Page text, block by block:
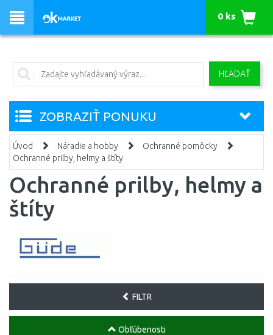
HĽADAŤ
0 ks
ZOBRAZIŤ PONUKU
Úvod Náradie a hobby
Ochranné pomôcky
Ochranné prilby, helmy a štíty
Ochranné prilby, helmy a
štíty
FILTR
Obľúbenosti